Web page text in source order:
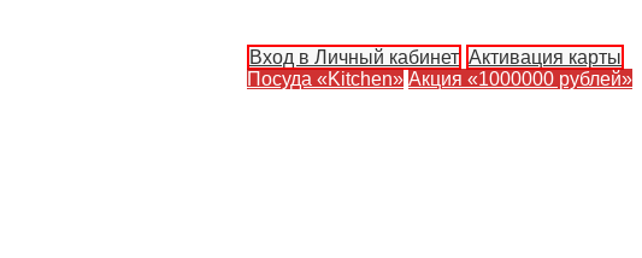
Вход в Личный кабинет Активация карты
Посуда «Kitchen» Акция «1000000 рублей»